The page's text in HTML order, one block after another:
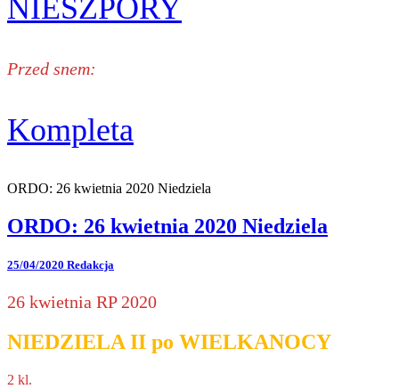
NIESZPORY
Przed snem:
Kompleta
ORDO: 26 kwietnia 2020 Niedziela
ORDO: 26 kwietnia 2020 Niedziela
25/04/2020 Redakcja
26 kwietnia RP 2020
NIEDZIELA II po WIELKANOCY
2 kl.